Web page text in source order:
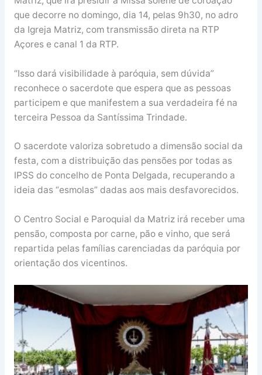
que decorre no domingo, dia 14, pelas 9h30, no adro
da Igreja Matriz, com transmissão direta na RTP
Açores e canal 1 da RTP.
“Isso dará visibilidade à paróquia, sem dúvida”
reconhece o sacerdote que espera que as pessoas
participem e que manifestem a sua verdadeira fé na
terceira Pessoa da Santíssima Trindade.
O sacerdote valoriza sobretudo a dimensão social da
festa, com a distribuição das pensões por todas as
IPSS do concelho de Ponta Delgada, recuperando a
ideia das “esmolas” dadas aos mais desfavorecidos.
O Centro Social e Paroquial da Matriz irá receber uma
pensão, composta por carne, pão e vinho, que será
repartida pelas famílias carenciadas da paróquia por
orientação dos vicentinos.